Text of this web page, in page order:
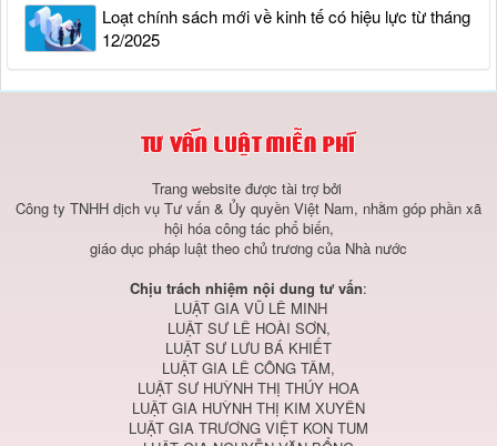
Loạt chính sách mới về kinh tế có hiệu lực từ tháng
12/2025
Trang website được tài trợ bởi
Công ty TNHH dịch vụ Tư vấn & Ủy quyền Việt Nam, nhằm góp phần xã
hội hóa công tác phổ biến,
giáo dục pháp luật theo chủ trương của Nhà nước
Chịu trách nhiệm nội dung tư vấn:
LUẬT GIA VŨ LÊ MINH
LUẬT SƯ LÊ HOÀI SƠN,
LUẬT SƯ LƯU BÁ KHIẾT
LUẬT GIA LÊ CÔNG TÂM,
LUẬT SƯ HUỲNH THỊ THÚY HOA
LUẬT GIA HUỲNH THỊ KIM XUYÊN
LUẬT GIA TRƯƠNG VIỆT KON TUM